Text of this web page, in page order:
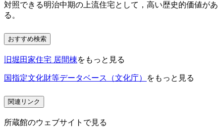
対照できる明治中期の上流住宅として，高い歴史的価値があ
る。
おすすめ検索
旧堀田家住宅 居間棟をもっと見る
国指定文化財等データベース（文化庁） をもっと見る
関連リンク
所蔵館のウェブサイトで見る